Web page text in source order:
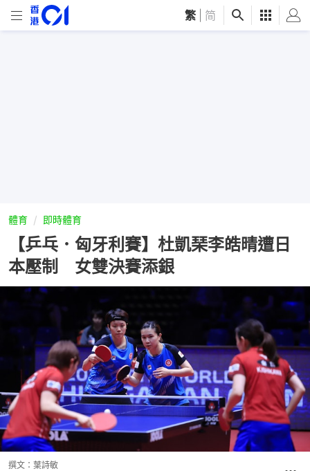
繁 简
體育 即時體育
【乒乓．匈牙利賽】杜凱琹李皓晴遭日
本壓制 女雙決賽添銀
撰文： 葉詩敏